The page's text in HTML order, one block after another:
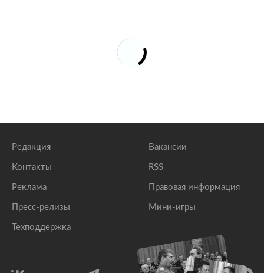
Редакция
Контакты
Реклама
Пресс-релизы
Техподдержка
Вакансии
RSS
Правовая информация
Мини-игры